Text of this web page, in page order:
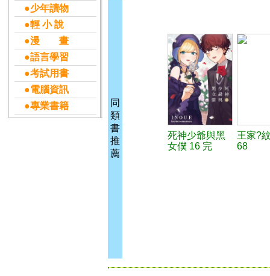
●少年讀物
●輕 小 說
●漫 畫
●語言學習
●考試用書
●電腦資訊
●專業書籍
同
類
書
推
薦
死神少爺與黑
女僕 16 完
王家?
68